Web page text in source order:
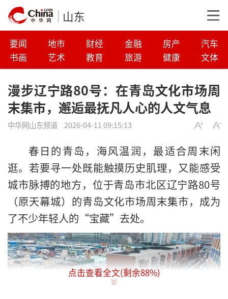
山东
要闻 地市 财经 金融 房产
汽车
书画
艺术 教育 旅游 健康 文体
漫步辽宁路80号：在青岛文化市场周
末集市，邂逅最抚凡人心的人文气息
中华网山东频道 2026-04-11 09:15:13
春日的青岛，海风温润，最适合周末闲
逛。若要寻一处既能触摸历史肌理，又能感受
城市脉搏的地方，位于青岛市北区辽宁路80号
（原天幕城）的青岛文化市场周末集市，成为
了不少年轻人的“宝藏”去处。
点击查看全文(剩余88%)